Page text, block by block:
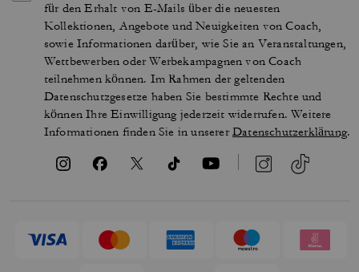
für den Erhalt von E-Mails über die neuesten
Kollektionen, Angebote und Neuigkeiten von Coach,
sowie Informationen darüber, wie Sie an Veranstaltungen,
Wettbewerben oder Werbekampagnen von Coach
teilnehmen können. Im Rahmen der geltenden
Datenschutzgesetze haben Sie bestimmte Rechte und
können Ihre Einwilligung jederzeit widerrufen. Weitere
Informationen finden Sie in unsererDatenschutzerklärung.